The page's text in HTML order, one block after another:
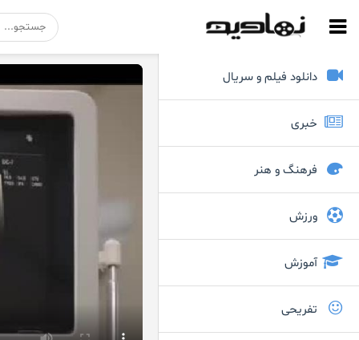
دانلود فیلم و سریال
خبری
فرهنگ و هنر
ورزش
آموزش
تفریحی